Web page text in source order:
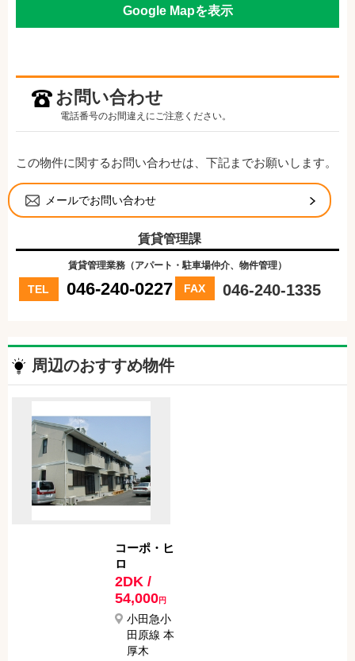
Google Mapを表示
お問い合わせ
電話番号のお間違えにご注意ください。
この物件に関するお問い合わせは、下記までお願いします。
メールでお問い合わせ
賃貸管理課
賃貸管理業務（アパート・駐車場仲介、物件管理）
TEL 046-240-0227 FAX 046-240-1335
周辺のおすすめ物件
コーポ・ヒ
ロ
2DK /
54,000円
小田急小
田原線 本
厚木